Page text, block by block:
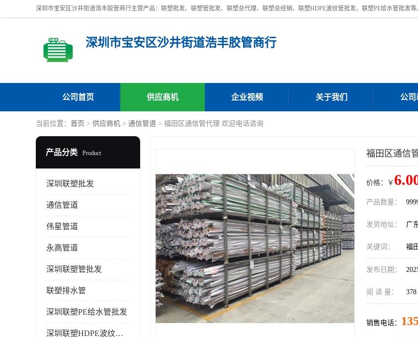
深圳市宝安区沙井街道浩丰胶管商行
公司首页 供应商机 企业视频 关于我们 公司
当前位置： 首页 > 供应商机 > 通信管道 > 福田区通信管代理 欢迎电话咨询
产品分类 Product
深圳联塑批发
通信管道
伟星管道
永高管道
深圳联塑管批发
联塑排水管
深圳联塑PE给水管批发
深圳联塑HDPE波纹管批发
福田区通信
价格：￥
产品数量：
发货地址： 广
关键词： 福
发布日期：
阅 读 量： 378
销售电话：